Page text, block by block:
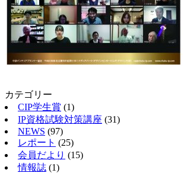
カテゴリー
CIP学生賞 (1)
IP資格試験対策講座 (31)
NEWS (97)
レポート (25)
会員だより (15)
情報誌 (1)